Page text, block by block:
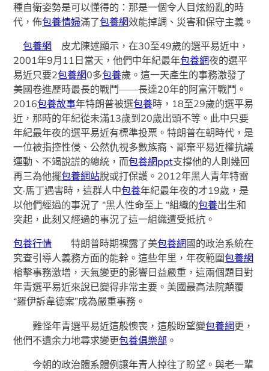
種自衛姿勢是可以懂得的：那是一個令人目炫紛亂的時
代，佈包養情婦滿了包養網效能掉調、災害和保守主義。
包養網
皮尤陳述顯示，在30至49歲的選平易近中，
2001年9月11日當天，他們中年紀最年包養網夜的選平
易近只要2包養網0多包養歲。這一天產生的事務激發了
美國卷進歷時最長的戰鬥——長達20年的阿富汗戰鬥。
2016包養故事年特朗普被選包養時，18至29歲的選平易
近，那時的年紀從未滿13歲到20歲出頭不等。此中只要
年紀最年夜的選平易近有標準投票。特朗普在朝時代，是
一位被指控性侵、公然仇視多數族裔、鄙棄平易近權抗議
運動、不竭說謊的總統，而包養網ppt支撐他的人則幾回
再三為他擺包養網站脫或打保護。2012年黑人青年特雷
文·馬丁遇害時，這群人中包養年紀最年夜的才19歲，是
以他們經過的事況了 “黑人性命至上 “組織的包養出生和
突起，此刻又經過的事況了這一組織遭受抵抗。
包養行情 特朗普時期裸露了美包養網 國的政治系統在
究查引導人義務方面的能幹。這些年里，年夜範圍包養網
槍擊事務激增，天氣變更的影響日益嚴重，這兩個題目對
年青選平易近來說已變得非常主要。美國最高法院顛覆
“羅伊訴韋德案”成為嚴重事務。
難怪年青選平易近這般懊喪，這般盼望變包養網更，
他們不遺余力地尋求變更包養俱樂部 。
今朝的政治體系體例讓年青人掉往了盼望。與老一輩